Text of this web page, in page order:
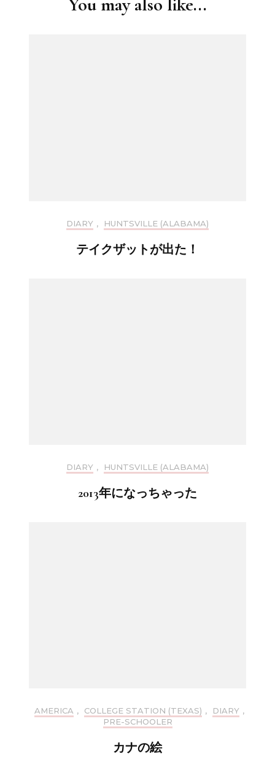
You may also like...
DIARY , HUNTSVILLE (ALABAMA)
テイクザットが出た！
DIARY , HUNTSVILLE (ALABAMA)
2013年になっちゃった
AMERICA , COLLEGE STATION (TEXAS) , DIARY ,
PRE-SCHOOLER
カナの絵